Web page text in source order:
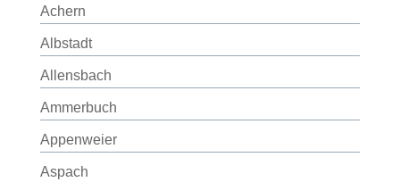
Achern
Albstadt
Allensbach
Ammerbuch
Appenweier
Aspach